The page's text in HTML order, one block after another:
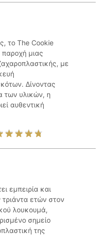
το The Cookie
παροχή μιας
με
Δίνοντας
των υλικών, η
αυθεντική
εμπειρία και
ετών στον
λουκουμά,
σημείο
της